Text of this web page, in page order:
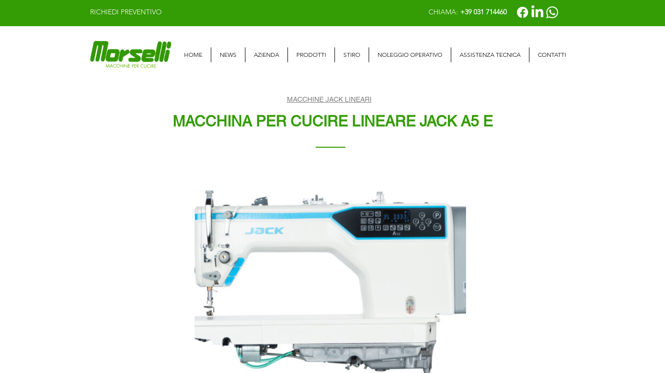
RICHIEDI PREVENTIVO CHIAMA: +39 031 714460
HOME NEWS AZIENDA PRODOTTI STIRO NOLEGGIO OPERATIVO ASSISTENZA TECNICA CONTATTI
MACCHINE JACK LINEARI
MACCHINA PER CUCIRE LINEARE JACK A5 E